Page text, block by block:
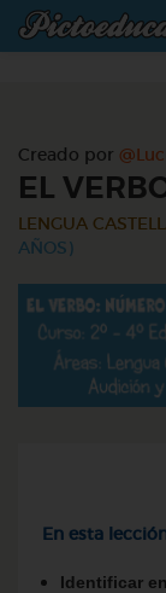
Creado por
EL
LENGUA
AÑOS)
En esta
Identificar